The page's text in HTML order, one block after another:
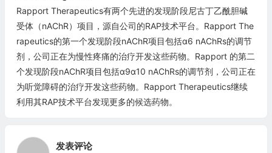
Rapport Therapeutics有两个先进的发现阶段尼古丁乙酰胆碱
受体（nAChR）项目，源自公司的RAP技术平台。Rapport The
rapeutics的第一个发现阶段nAChR项目包括α6 nAChRs的调节
剂，公司正在为慢性疼痛的治疗开发这些药物。Rapport 的第二
个发现阶段nAChR项目包括α9α10 nAChRs的调节剂，公司正在
为听觉障碍的治疗开发这些药物。Rapport Therapeutics继续
利用其RAP技术平台发现更多的候选药物。
发表评论